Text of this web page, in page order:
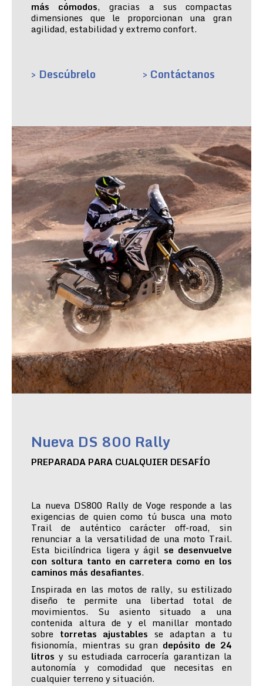
más cómodos, gracias a sus compactas
dimensiones que le proporcionan una gran
agilidad, estabilidad y extremo confort.
> Descúbrelo > Contáctanos
Nueva DS 800 Rally
PREPARADA PARA CUALQUIER DESAFÍO
La nueva DS800 Rally de Voge responde a las
exigencias de quien como tú busca una moto
Trail de auténtico carácter off-road, sin
renunciar a la versatilidad de una moto Trail.
Esta bicilíndrica ligera y ágil se desenvuelve
con soltura tanto en carretera como en los
caminos más desafiantes.
Inspirada en las motos de rally, su estilizado
diseño te permite una libertad total de
movimientos. Su asiento situado a una
contenida altura de y el manillar montado
sobre torretas ajustables se adaptan a tu
fisionomía, mientras su gran depósito de 24
litros y su estudiada carrocería garantizan la
autonomía y comodidad que necesitas en
cualquier terreno y situación.